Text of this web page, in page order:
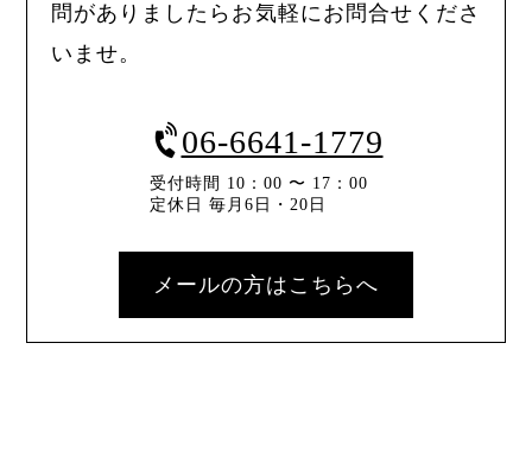
問がありましたらお気軽にお問合せくださ
いませ。
06-6641-1779
受付時間 10：00 〜 17：00
定休日 毎月6日・20日
メールの方はこちらへ